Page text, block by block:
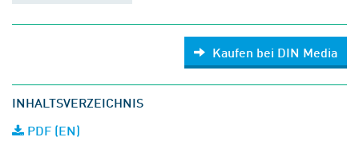
Kaufen bei DIN Media
INHALTSVERZEICHNIS
PDF (EN)